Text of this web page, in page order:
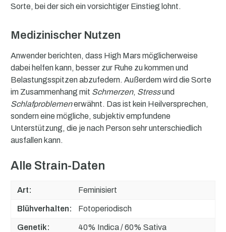
Sorte, bei der sich ein vorsichtiger Einstieg lohnt.
Medizinischer Nutzen
Anwender berichten, dass High Mars möglicherweise
dabei helfen kann, besser zur Ruhe zu kommen und
Belastungsspitzen abzufedern. Außerdem wird die Sorte
im Zusammenhang mit Schmerzen, Stressund
Schlafproblemenerwähnt. Das ist kein Heilversprechen,
sondern eine mögliche, subjektiv empfundene
Unterstützung, die je nach Person sehr unterschiedlich
ausfallen kann.
Alle Strain-Daten
Art: Feminisiert
Blühverhalten: Fotoperiodisch
Genetik: 40% Indica / 60% Sativa